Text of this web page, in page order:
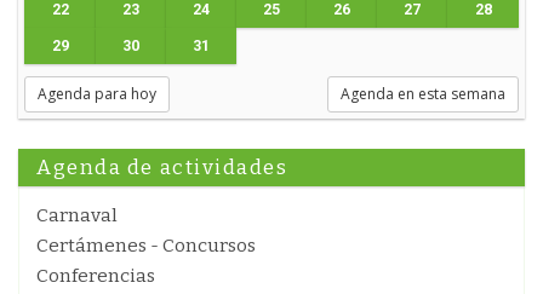
22 23 24 25 26 27 28
29 30 31
Agenda para hoy Agenda en esta semana
Agenda de actividades
Carnaval
Certámenes - Concursos
Conferencias